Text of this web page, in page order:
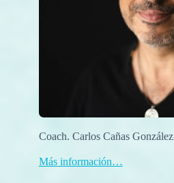
Coach. Carlos Cañas González
Más información…